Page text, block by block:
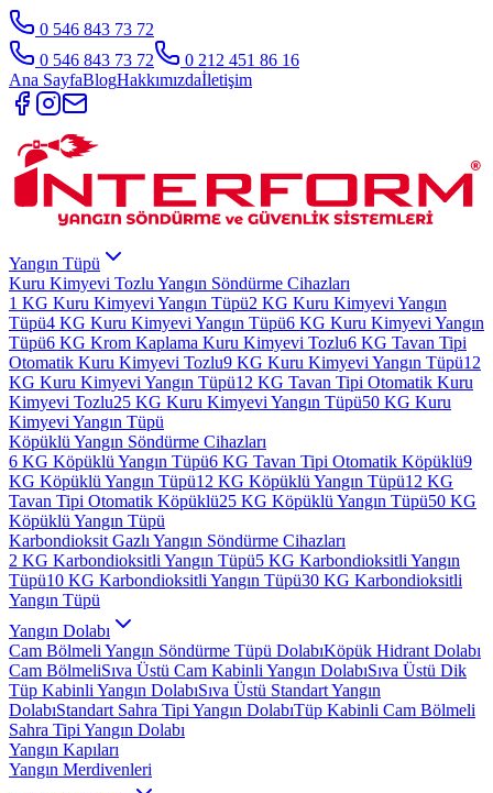
0 546 843 73 72
0 546 843 73 72
0 212 451 86 16
Ana SayfaBlogHakkımızdaİletişim
Yangın Tüpü
Kuru Kimyevi Tozlu Yangın Söndürme Cihazları
1 KG Kuru Kimyevi Yangın Tüpü2 KG Kuru Kimyevi Yangın
Tüpü4 KG Kuru Kimyevi Yangın Tüpü6 KG Kuru Kimyevi Yangın
Tüpü6 KG Krom Kaplama Kuru Kimyevi Tozlu6 KG Tavan Tipi
Otomatik Kuru Kimyevi Tozlu9 KG Kuru Kimyevi Yangın Tüpü12
KG Kuru Kimyevi Yangın Tüpü12 KG Tavan Tipi Otomatik Kuru
Kimyevi Tozlu25 KG Kuru Kimyevi Yangın Tüpü50 KG Kuru
Kimyevi Yangın Tüpü
Köpüklü Yangın Söndürme Cihazları
6 KG Köpüklü Yangın Tüpü6 KG Tavan Tipi Otomatik Köpüklü9
KG Köpüklü Yangın Tüpü12 KG Köpüklü Yangın Tüpü12 KG
Tavan Tipi Otomatik Köpüklü25 KG Köpüklü Yangın Tüpü50 KG
Köpüklü Yangın Tüpü
Karbondioksit Gazlı Yangın Söndürme Cihazları
2 KG Karbondioksitli Yangın Tüpü5 KG Karbondioksitli Yangın
Tüpü10 KG Karbondioksitli Yangın Tüpü30 KG Karbondioksitli
Yangın Tüpü
Yangın Dolabı
Cam Bölmeli Yangın Söndürme Tüpü DolabıKöpük Hidrant Dolabı
Cam BölmeliSıva Üstü Cam Kabinli Yangın DolabıSıva Üstü Dik
Tüp Kabinli Yangın DolabıSıva Üstü Standart Yangın
DolabıStandart Sahra Tipi Yangın DolabıTüp Kabinli Cam Bölmeli
Sahra Tipi Yangın Dolabı
Yangın Kapıları
Yangın Merdivenleri